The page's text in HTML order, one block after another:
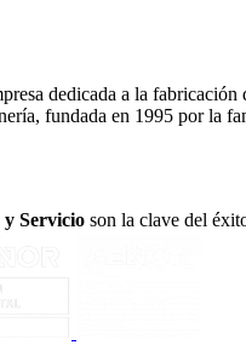
dedicada a la fabricación
fundada en 1995 por la
Servicio son la clave del